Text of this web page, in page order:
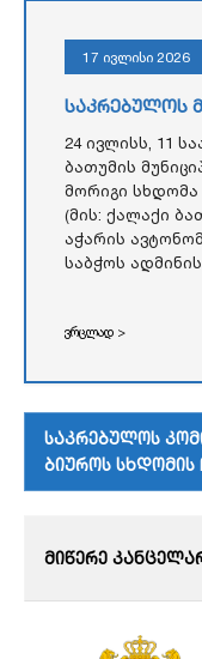
17 ივლისი 2026
საკრებულოს
24 ივლისს, 11
ბათუმის
მორიგი სხდომა
(მის: ქალაქი
აჭარის
საბჭოს
ვრცლად >
საკრებულოს
ბიუროს სხდომის
მიწერე